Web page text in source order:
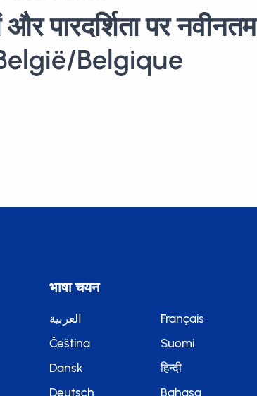
पारदर्शिता पर नवीनतम
Belgique
भाषा चयन
العربية
Čeština
Dansk
Deutsch
Français
Suomi
हिन्दी
Bahasa